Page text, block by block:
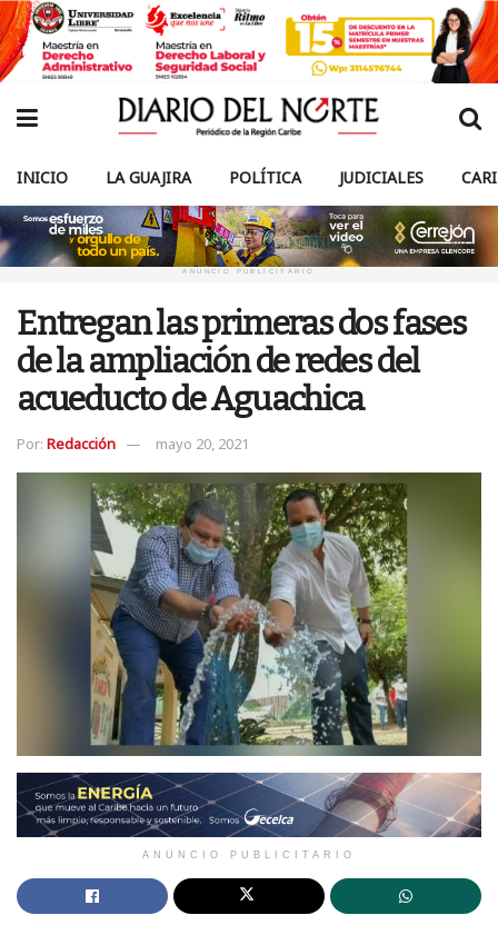
INICIO LA GUAJIRA POLÍTICA JUDICIALES
ANUNCIO PUBLICITARIO
Entregan las primeras dos fases
de la ampliación de redes del
acueducto de Aguachica
Por: Redacción mayo 20, 2021
ANUNCIO PUBLICITARIO